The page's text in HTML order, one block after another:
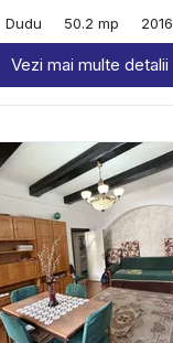
Dudu
50.2 mp 2016
Vezi mai multe detalii